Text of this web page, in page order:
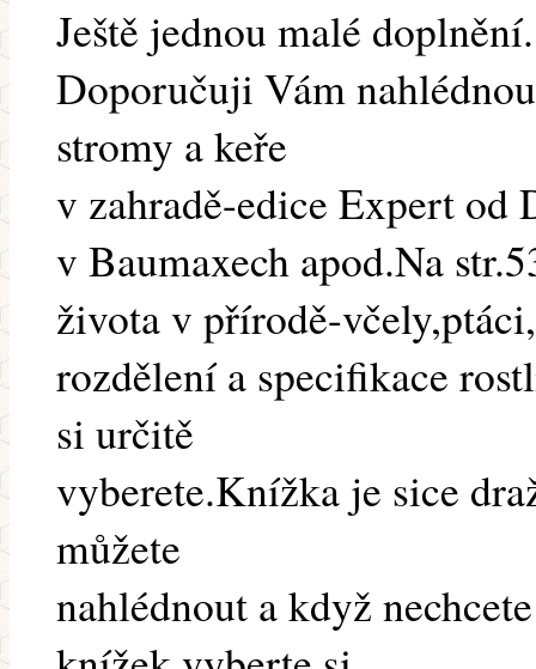
Ještě jednou malé doplnění.
Doporučuji Vám
stromy a keře
v zahradě-edice Expert od
v Baumaxech apod.Na
života v přírodě-
rozdělení a specifikace
si určitě
vyberete.Knížka je sice
můžete
nahlédnout a když